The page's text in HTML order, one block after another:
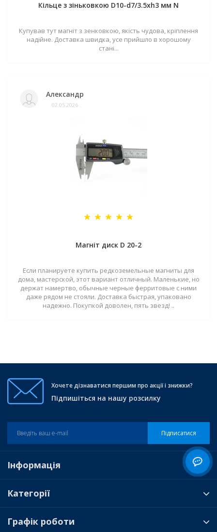
Кільце з зіньковкою D10-d7/3.5хh3 мм N
Купував тут магніт з зенковкою, якість чудова, кріплення
надійне. Доставка швидка, усе прийшло в хорошому
стані...
Александр
02.05.2026
Магніт диск D 20-2
Если планируете купить редкоземельные магниты для
дома, мастерской, этот вариант отличный. Маленькие, но
держат намертво, обычные черные ферритовые с ними
даже рядом не стояли. Доставка быстрая, упаковано
надежно. Покупкой доволен, пять звезд! ..
Хочете дізнаватися першим про акції і знижки?
Підпишіться на нашу розсилку
Підписатися
Інформація
Категорії
Графік роботи